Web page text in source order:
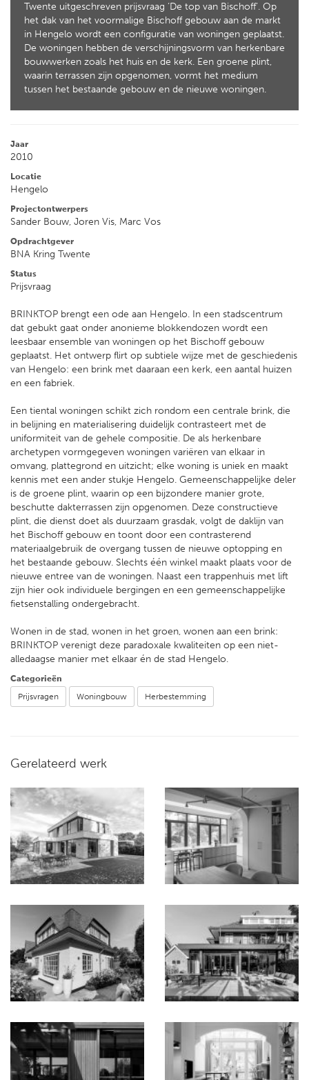
Twente uitgeschreven prijsvraag ‘De top van Bischoff’. Op
het dak van het voormalige Bischoff gebouw aan de markt
in Hengelo wordt een configuratie van woningen geplaatst.
De woningen hebben de verschijningsvorm van herkenbare
bouwwerken zoals het huis en de kerk. Een groene plint,
waarin terrassen zijn opgenomen, vormt het medium
tussen het bestaande gebouw en de nieuwe woningen.
Jaar
2010
Locatie
Hengelo
Projectontwerpers
Sander Bouw, Joren Vis, Marc Vos
Opdrachtgever
BNA Kring Twente
Status
Prijsvraag
BRINKTOP brengt een ode aan Hengelo. In een stadscentrum
dat gebukt gaat onder anonieme blokkendozen wordt een
leesbaar ensemble van woningen op het Bischoff gebouw
geplaatst. Het ontwerp flirt op subtiele wijze met de geschiedenis
van Hengelo: een brink met daaraan een kerk, een aantal huizen
en een fabriek.
Een tiental woningen schikt zich rondom een centrale brink, die
in belijning en materialisering duidelijk contrasteert met de
uniformiteit van de gehele compositie. De als herkenbare
archetypen vormgegeven woningen variëren van elkaar in
omvang, plattegrond en uitzicht; elke woning is uniek en maakt
kennis met een ander stukje Hengelo. Gemeenschappelijke deler
is de groene plint, waarin op een bijzondere manier grote,
beschutte dakterrassen zijn opgenomen. Deze constructieve
plint, die dienst doet als duurzaam grasdak, volgt de daklijn van
het Bischoff gebouw en toont door een contrasterend
materiaalgebruik de overgang tussen de nieuwe optopping en
het bestaande gebouw. Slechts één winkel maakt plaats voor de
nieuwe entree van de woningen. Naast een trappenhuis met lift
zijn hier ook individuele bergingen en een gemeenschappelijke
fietsenstalling ondergebracht.
Wonen in de stad, wonen in het groen, wonen aan een brink:
BRINKTOP verenigt deze paradoxale kwaliteiten op een niet-
alledaagse manier met elkaar én de stad Hengelo.
Categorieën
Prijsvragen
Woningbouw Herbestemming
Gerelateerd werk